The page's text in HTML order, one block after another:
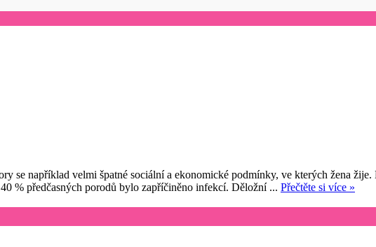
se například velmi špatné sociální a ekonomické podmínky, ve kterých žena
% předčasných porodů bylo zapříčiněno infekcí. Děložní ... Přečtěte si více »